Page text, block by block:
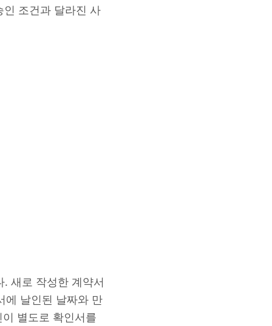
조건과 달라진 사
새로 작성한 계약서
에 날인된 날짜와 만
별도로 확인서를